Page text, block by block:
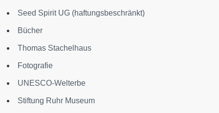
Seed Spirit UG (haftungsbeschränkt)
Bücher
Thomas Stachelhaus
Fotografie
UNESCO-Welterbe
Stiftung Ruhr Museum